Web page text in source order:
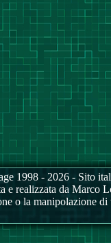
1998 - 2026 - Sito
e realizzata da
o la manipolazione